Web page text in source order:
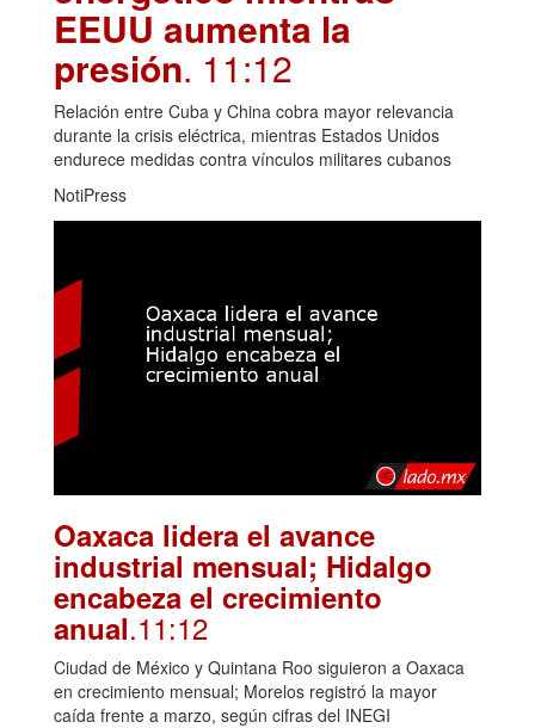
EEUU aumenta la
presión. 11:12
Relación entre Cuba y China cobra mayor relevancia
durante la crisis eléctrica, mientras Estados Unidos
endurece medidas contra vínculos militares cubanos
NotiPress
Oaxaca lidera el avance
industrial mensual; Hidalgo
encabeza el crecimiento
anual.11:12
Ciudad de México y Quintana Roo siguieron a Oaxaca
en crecimiento mensual; Morelos registró la mayor
caída frente a marzo, según cifras del INEGI